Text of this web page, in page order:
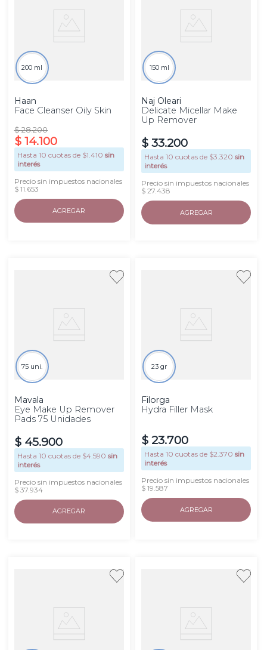
200 ml
Haan
Face Cleanser Oily Skin
$ 28.200
$ 14.100
Hasta 10 cuotas de $1.410 sin
interés
Precio sin impuestos nacionales
$ 11.653
AGREGAR
150 ml
Naj Oleari
Delicate Micellar Make
Up Remover
$ 33.200
Hasta10 cuotas de $3.320 sin
interés
Precio sin impuestos nacionales
$ 27.438
AGREGAR
75 uni.
Mavala
Eye Make Up Remover
Pads 75 Unidades
$ 45.900
Hasta 10 cuotas de $4.590 sin
interés
Precio sin impuestos nacionales
$ 37.934
AGREGAR
23 gr
Filorga
Hydra Filler Mask
$ 23.700
Hasta10 cuotas de $2.370 sin
interés
Precio sin impuestos nacionales
$ 19.587
AGREGAR